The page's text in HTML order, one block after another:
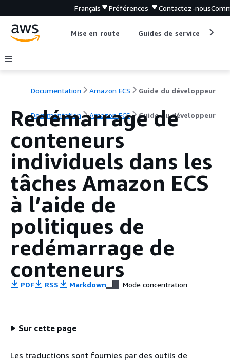
Français Préférences Contactez-nous
Mise en route Guides de service
Documentation Amazon ECS Guide du développeur
Documentation Amazon ECS Guide du développeur
Redémarrage de
conteneurs
individuels dans les
tâches Amazon ECS
à l’aide de
politiques de
redémarrage de
conteneurs
PDF RSS Markdown Mode concentration
Sur cette page
Les traductions sont fournies par des outils de